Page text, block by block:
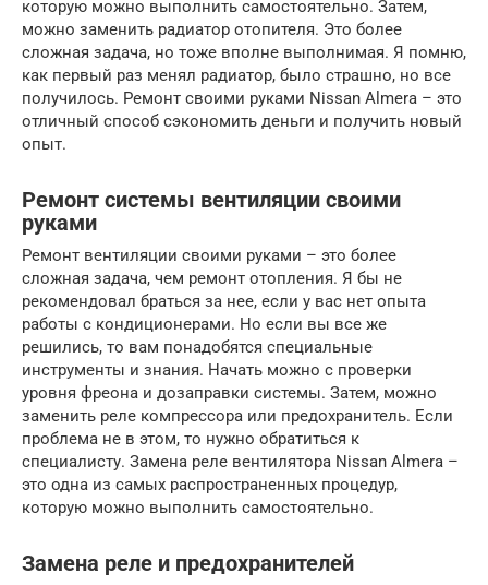
которую можно выполнить самостоятельно. Затем,
можно заменить радиатор отопителя. Это более
сложная задача, но тоже вполне выполнимая. Я помню,
как первый раз менял радиатор, было страшно, но все
получилось. Ремонт своими руками Nissan Almera – это
отличный способ сэкономить деньги и получить новый
опыт.
Ремонт системы вентиляции своими
руками
Ремонт вентиляции своими руками – это более
сложная задача, чем ремонт отопления. Я бы не
рекомендовал браться за нее, если у вас нет опыта
работы с кондиционерами. Но если вы все же
решились, то вам понадобятся специальные
инструменты и знания. Начать можно с проверки
уровня фреона и дозаправки системы. Затем, можно
заменить реле компрессора или предохранитель. Если
проблема не в этом, то нужно обратиться к
специалисту. Замена реле вентилятора Nissan Almera –
это одна из самых распространенных процедур,
которую можно выполнить самостоятельно.
Замена реле и предохранителей